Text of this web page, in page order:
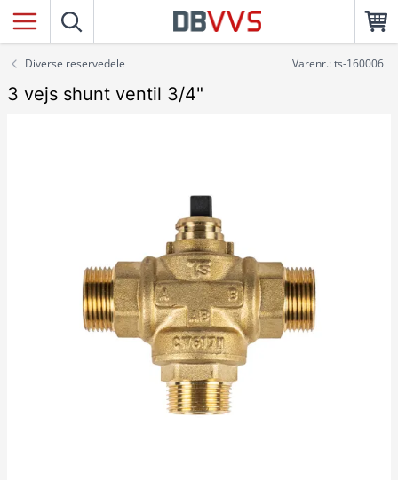
Diverse reservedele Varenr.: ts-160006
3 vejs shunt ventil 3/4"